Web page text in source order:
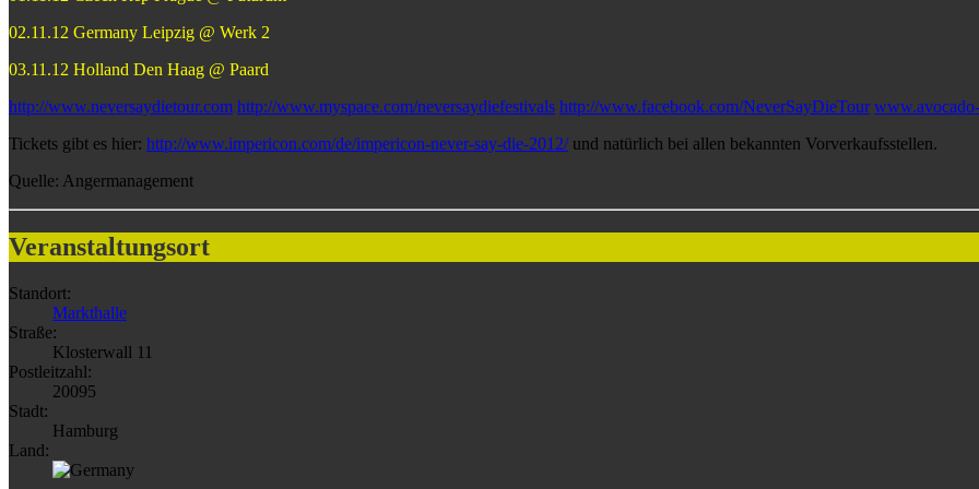
02.11.12 Germany Leipzig @ Werk 2
03.11.12 Holland Den Haag @ Paard
http://www.neversaydietour.com http://www.myspace.com/neversaydiefestivals http://www.facebook.com/NeverSayDieTour
Tickets gibt es hier: http://www.impericon.com/de/impericon-never-say-die-2012/und natürlich bei allen bekannten Vorverkaufsstellen.
Quelle: Angermanagement
Veranstaltungsort
Standort:
Markthalle
Straße:
Klosterwall 11
Postleitzahl:
20095
Stadt:
Hamburg
Land: